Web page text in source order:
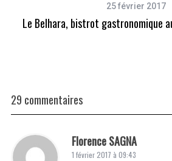
25 février 2017
Le Belhara, bistrot gastronomique
29 commentaires
Florence SAGNA
1 février 2017 à 09:43